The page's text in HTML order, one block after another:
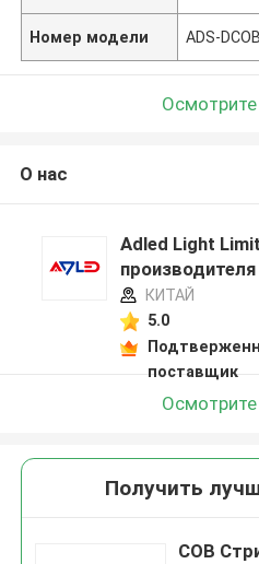
Номер модели ADS-
О нас
Adled Light
производителя
КИТАЙ
5.0
поставщик
Получить
COB